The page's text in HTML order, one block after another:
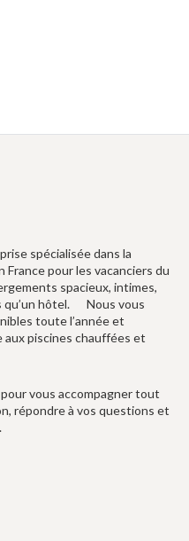
spécialisée dans la
France pour les vacanciers du
spacieux, intimes,
qu’un hôtel. Nous vous
toute l’année et
piscines chauffées et
vous accompagner tout
répondre à vos questions et